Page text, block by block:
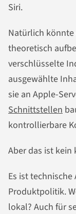
Siri.
Natürlich
theoretisch
verschlüsselte
ausgewählte
sie an Apple-
Schnittstellen
kontrollierbare
Aber das ist
Es ist
Produktpolitik.
lokal? Auch für